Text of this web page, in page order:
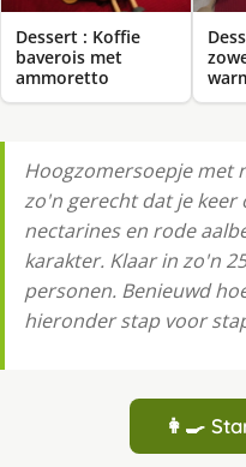
Dessert : Koffie
baverois met
ammoretto
Hoogzomersoepje met
zo'n gerecht dat je keer
nectarines en rode
karakter. Klaar in zo'n
personen. Benieuwd
hieronder stap voor
👩‍🍳